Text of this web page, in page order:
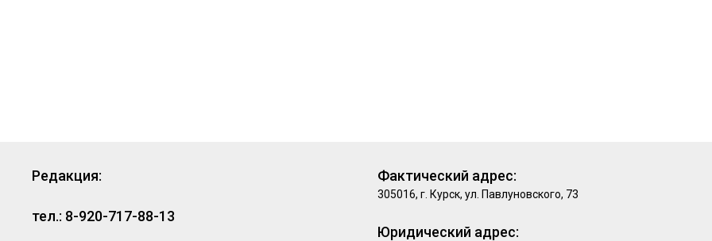
Редакция:
тел.: 8-920-717-88-13
Фактический адрес:
305016, г. Курск, ул. Павлуновского, 73
Юридический адрес: